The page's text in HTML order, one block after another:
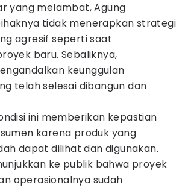
yang melambat, Agung
tidak menerapkan strategi
agresif seperti saat
baru. Sebaliknya,
keunggulan
telah selesai dibangun dan
ini memberikan kepastian
karena produk yang
dapat dilihat dan digunakan.
ke publik bahwa proyek
operasionalnya sudah